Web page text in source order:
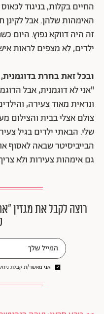
החיים בקלות, בניגוד
האימהות שלהן. אבל
זה היה דווקא נפוץ. היום
ילדים, לא מצפים לראות
ובכל זאת בחרת
ונראית מאוד צעירה,
צולם אצלי בבית והצילום
שלי. הבאתי ילדים בגיל
הבייביסיטר שבאה לאסוף
גם אימהות צעירות ולא
רוצה לקבל את מגזין
אני מאשר/ת קבלת